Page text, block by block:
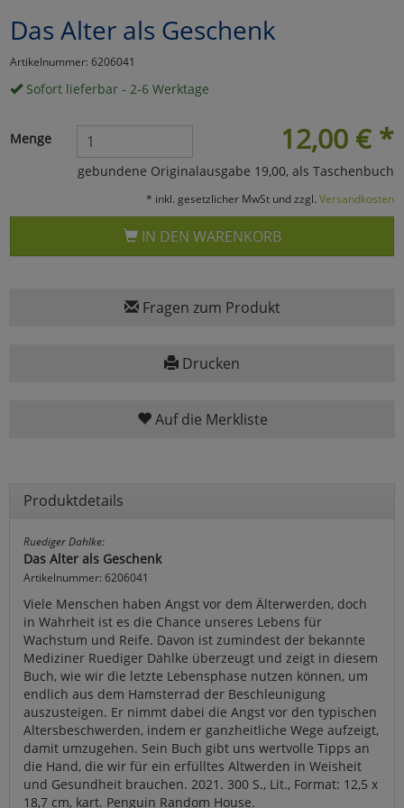
Das Alter als Geschenk
Artikelnummer: 6206041
Sofort lieferbar - 2-6 Werktage
12,00 € *
Menge
gebundene Originalausgabe 19,00, als Taschenbuch
* inkl. gesetzlicher MwSt und zzgl. Versandkosten
IN DEN WARENKORB
Fragen zum Produkt
Drucken
Auf die Merkliste
Produktdetails
Ruediger Dahlke:
Das Alter als Geschenk
Artikelnummer: 6206041
Viele Menschen haben Angst vor dem Älterwerden, doch
in Wahrheit ist es die Chance unseres Lebens für
Wachstum und Reife. Davon ist zumindest der bekannte
Mediziner Ruediger Dahlke überzeugt und zeigt in diesem
Buch, wie wir die letzte Lebensphase nutzen können, um
endlich aus dem Hamsterrad der Beschleunigung
auszusteigen. Er nimmt dabei die Angst vor den typischen
Altersbeschwerden, indem er ganzheitliche Wege aufzeigt,
damit umzugehen. Sein Buch gibt uns wertvolle Tipps an
die Hand, die wir für ein erfülltes Altwerden in Weisheit
und Gesundheit brauchen. 2021. 300 S., Lit., Format: 12,5 x
18,7 cm, kart. Penguin Random House.
Marketing
Umfragetools
Cookies
Einstellungen speichern
zurückzu Haupptseite